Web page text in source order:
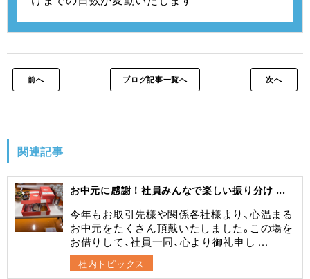
前へ ブログ記事一覧へ 次へ
関連記事
お中元に感謝！社員みんなで楽しい振り分け ...
今年もお取引先様や関係各社様より、心温まる
お中元をたくさん頂戴いたしました。この場を
お借りして、社員一同、心より御礼申し ...
社内トピックス